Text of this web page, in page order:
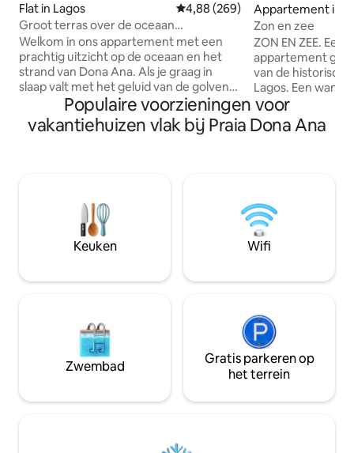
Flat in Lagos Gemiddelde beoordeling van
4,88 (269)
Groot terras over de oceaan
(zwembad/WIFI/airco)
Welkom in ons appartement met een
prachtig uitzicht op de oceaan en het
strand van Dona Ana. Als je graag in
slaap valt met het geluid van de golven
op het strand en wakker wordt met
fantastische zonsopgangen, dan is ons
appartement iets voor jou! En het ligt op
en het meubilair is gloednieuw. We zijn
er zeker van dat je zult genieten van
onze plek met zijn geweldige uitzicht op
de oceaan. Kijk maar naar de foto 's!
Appartement in
Zon en zee
ZON EN ZEE. Een volledig gerenoveerd
appartement
van de
Lagos. Een
brengt je naar
cafés,
strand
kunt
opfrissen met de
Vanuit de
balkon met een
Populaire voorzieningen voor
vakantiehuizen vlak bij Praia Dona Ana
Keuken Wifi
Zwembad
Gratis parkeren op
het terrein